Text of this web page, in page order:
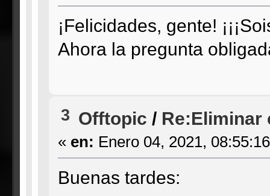
¡Felicidades, gente!
Ahora la pregunta
3 Offtopic / Re:Eliminar
« en: Enero 04, 2021,
Buenas tardes: